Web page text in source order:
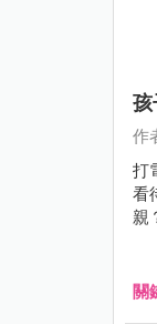
孩
作
打
看
親
關